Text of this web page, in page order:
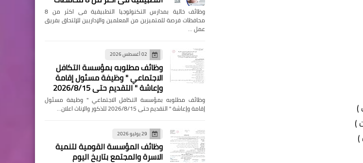
وظائف خالية بمدارس التكنولوجيا التطبيقية فى اكثر من 8
محافظات فرصة للمتميزين من المعلمين والإداريين للإلتحاق بفريق
عمل …
02 أغسطس 2026
وظائف مطلوبه بمؤسسة التكافل
الاجتماعي " وظيفة مسئول إقامة
وإعاشة " التقديم حتى 2026/8/15
وظائف مطلوبه بمؤسسة التكافل الاجتماعي " وظيفة مسئول
إقامة وإعاشة " التقديم حتى 2026/8/15 للذكور والإناث اعلان…
29 يوليو 2026
وظائف المؤسسة القومية لتنمية
الاسرة والمجتمع بتاريخ اليوم